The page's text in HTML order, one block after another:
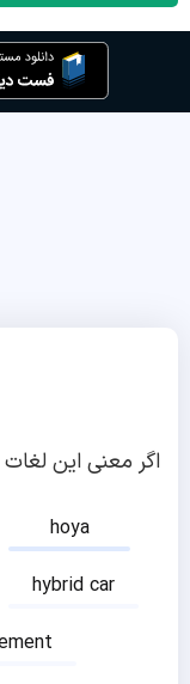
اگر معنی این
hoya
hybrid car